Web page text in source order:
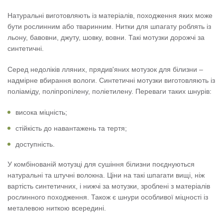
Натуральні виготовляють із матеріалів, походження яких може
бути рослинним або тваринним. Нитки для шпагату роблять із
льону, бавовни, джуту, шовку, вовни. Такі мотузки дорожчі за
синтетичні.
Серед недоліків лляних, прядив'яних мотузок для білизни –
надмірне вбирання вологи. Синтетичні мотузки виготовляють із
поліаміду, поліпропілену, поліетилену. Переваги таких шнурів:
висока міцність;
стійкість до навантажень та тертя;
доступність.
У комбінованій мотузці для сушіння білизни поєднуються
натуральні та штучні волокна. Ціни на такі шпагати вищі, ніж
вартість синтетичних, і нижчі за мотузки, зроблені з матеріалів
рослинного походження. Також є шнури особливої ​​міцності із
металевою ниткою всередині.